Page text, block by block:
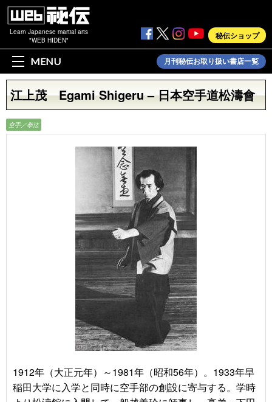
Learn Japanese martial arts
"WEB HIDEN"
秘伝ショップ
MENU 月刊秘伝お取り扱い書店一覧
江上茂 Egami Shigeru – 日本空手道松濤會
空手／拳法
1912年（大正元年）～1981年（昭和56年）。 1933年早
稲田大学に入学と同時に空手部の創設に寄与する。学時